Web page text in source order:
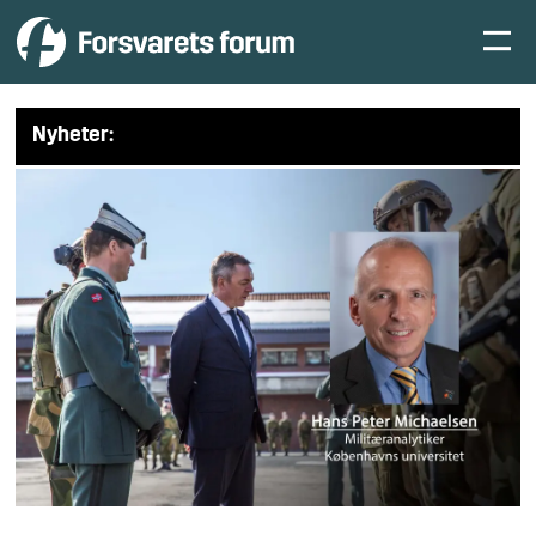
Nyheter: